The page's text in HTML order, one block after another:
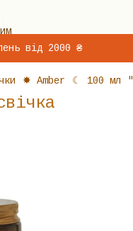
від 2000 ₴
✸ Amber ☾ 100 мл